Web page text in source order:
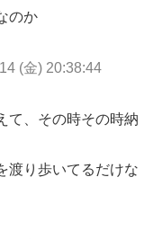
のか
(金) 20:38:44
て、その時その時納
渡り歩いてるだけな